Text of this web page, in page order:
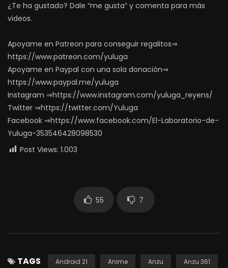
¿Te ha gustado? Dale “me gusta” y comenta para más
videos.
Apoyame en Patreon para conseguir regalitos⇒
https://www.patreon.com/yuluga
Apoyame en Paypal con una sola donación⇒
https://www.paypal.me/yuluga
Instagram ⇒https://www.instagram.com/yuluga_reyens/
Twitter ⇒https://twitter.com/Yuluga
Facebook ⇒https://www.facebook.com/El-Laboratorio-de-
Yuluga-353546428098530
Post Views: 1.003
55 7
TAGS Android 21 Anime Anzu Anzu 361